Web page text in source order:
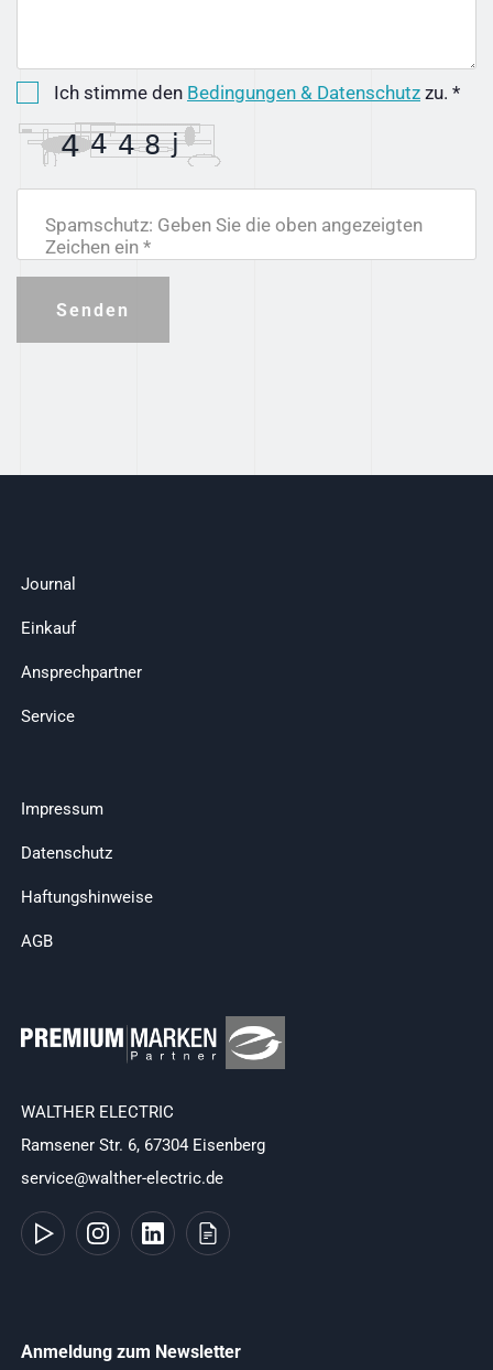
Ich stimme den Bedingungen & Datenschutz zu. *
Spamschutz: Geben Sie die oben angezeigten
Zeichen ein *
Senden
Journal
Einkauf
Ansprechpartner
Service
Impressum
Datenschutz
Haftungshinweise
AGB
WALTHER ELECTRIC
Ramsener Str. 6, 67304 Eisenberg
service@walther-electric.de
Anmeldung zum Newsletter